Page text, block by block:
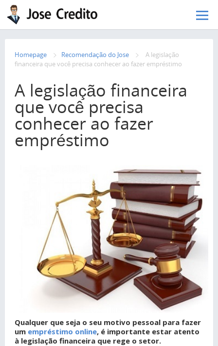
Pular para o conteúdo principal
Homepage Recomendação do Jose
A legislação
financeira que você precisa conhecer ao fazer empréstimo
A legislação financeira
que você precisa
conhecer ao fazer
empréstimo
Qualquer que seja o seu motivo pessoal para fazer
um empréstimo online, é importante estar atento
à legislação financeira que rege o setor.